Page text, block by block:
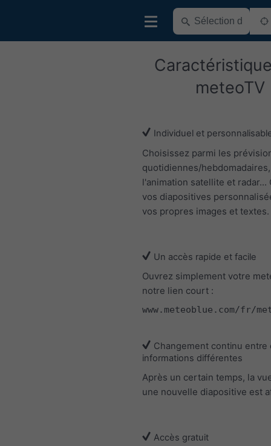
meteoTV
Individuel et
Choisissez parmi les
quotidiennes/hebdomadaires,
l'animation satellite et radar...
vos diapositives
vos propres images et textes.
Un accès rapide et facile
Ouvrez simplement votre
notre lien court :
www.meteoblue.com/fr/
Changement continu entre
informations différentes
Après un certain temps, la
une nouvelle diapositive est
Accès gratuit